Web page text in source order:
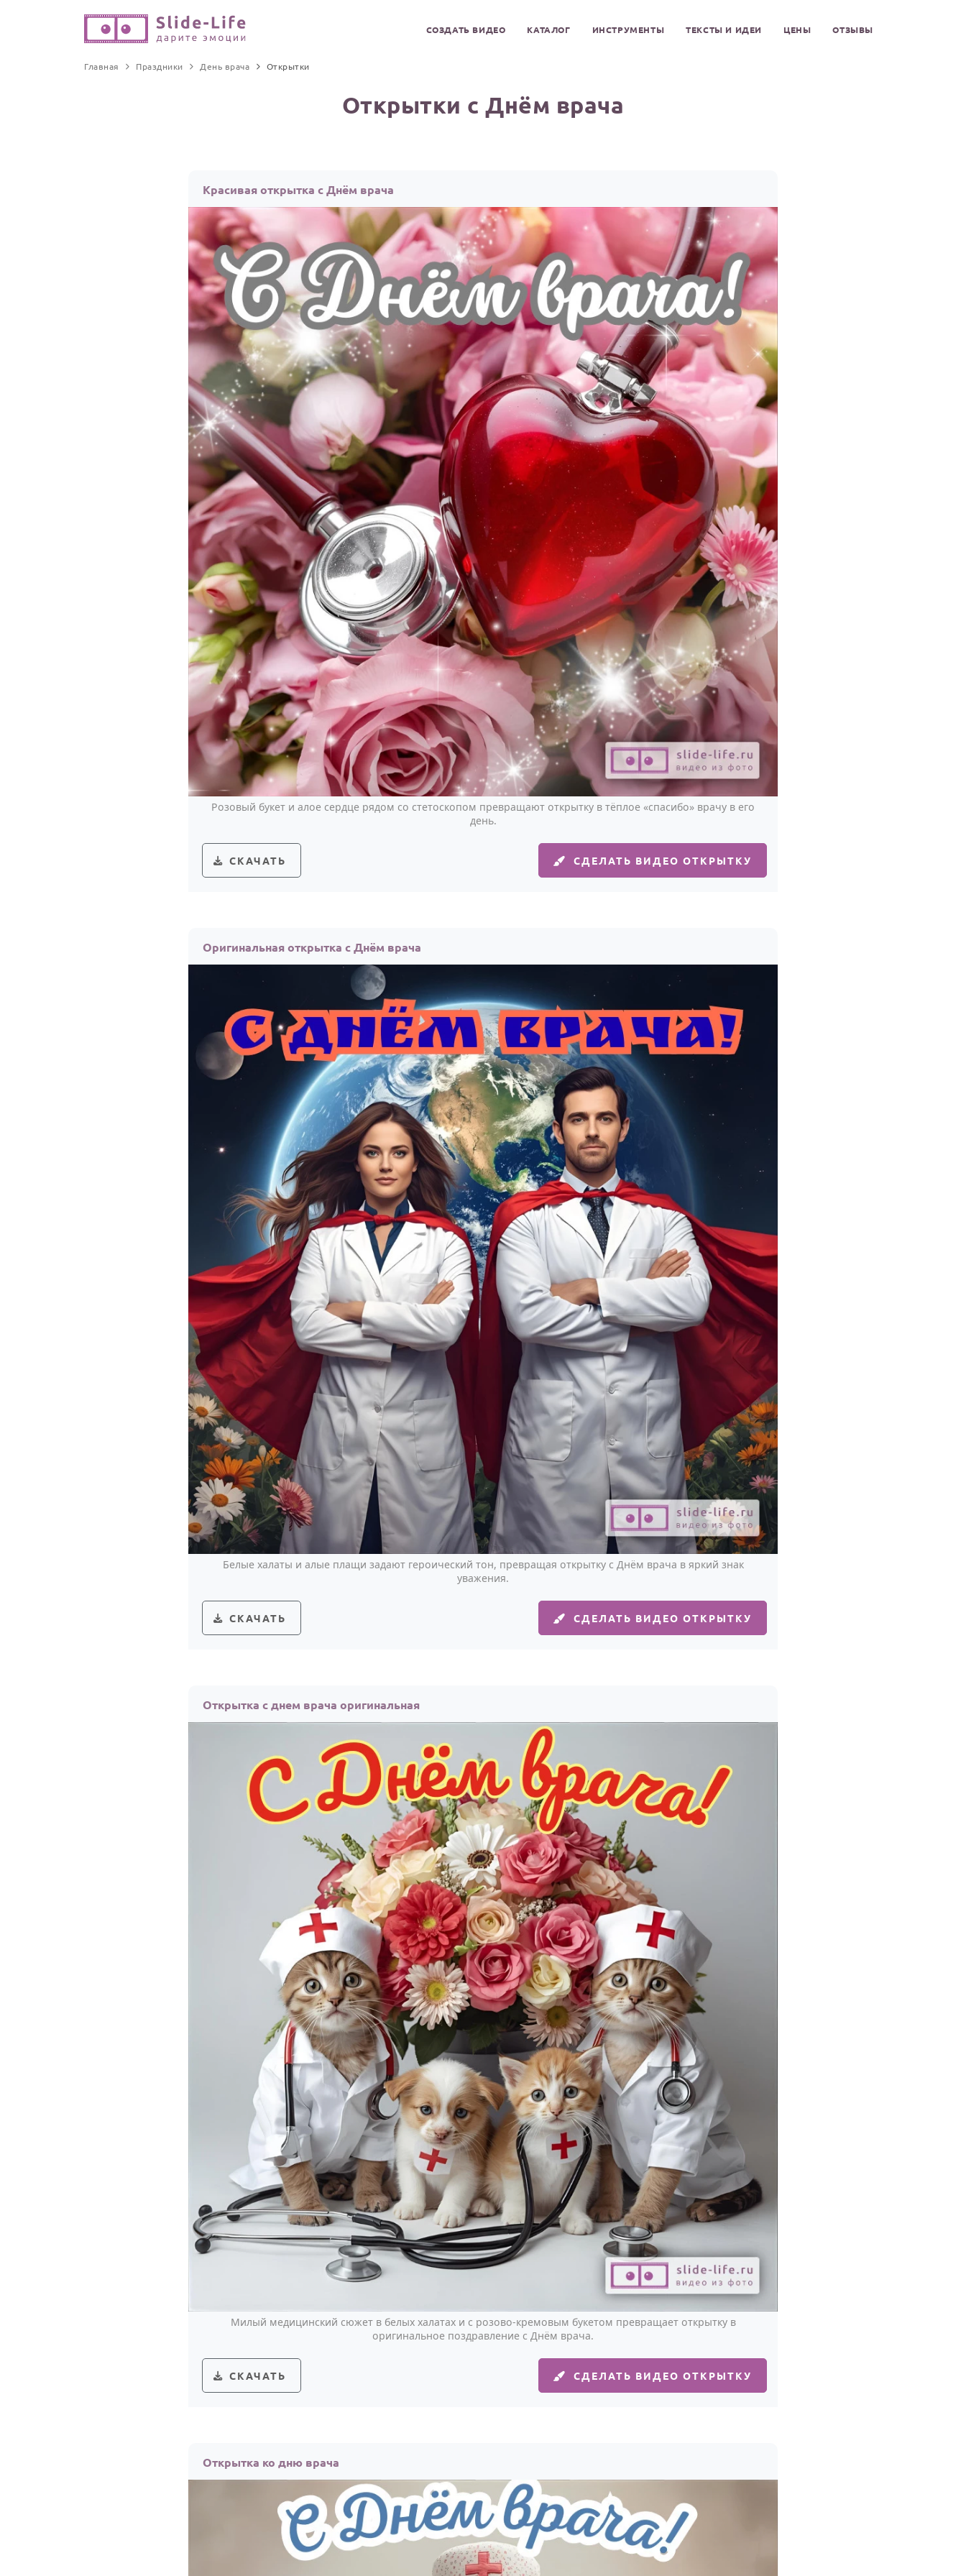
СОЗДАТЬ ВИДЕО КАТАЛОГ ИНСТРУМЕНТЫ ТЕКСТЫ И ИДЕИ ЦЕНЫ ОТЗЫВЫ
Главная Праздники День врача Открытки
Открытки с Днём врача
Красивая открытка с Днём врача
Розовый букет и алое сердце рядом со стетоскопом превращают открытку в тёплое «спасибо» врачу в его
день.
СКАЧАТЬ СДЕЛАТЬ ВИДЕО ОТКРЫТКУ
Оригинальная открытка с Днём врача
Белые халаты и алые плащи задают героический тон, превращая открытку с Днём врача в яркий знак
уважения.
СКАЧАТЬ СДЕЛАТЬ ВИДЕО ОТКРЫТКУ
Открытка с днем врача оригинальная
Милый медицинский сюжет в белых халатах и с розово-кремовым букетом превращает открытку в
оригинальное поздравление с Днём врача.
СКАЧАТЬ СДЕЛАТЬ ВИДЕО ОТКРЫТКУ
Открытка ко дню врача